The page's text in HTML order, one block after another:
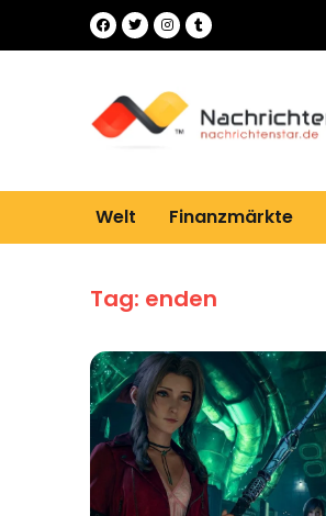
Welt Finanzmärkte
Tag: enden